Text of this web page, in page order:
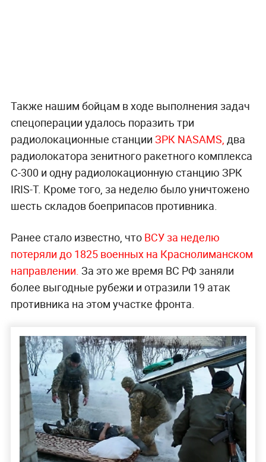
Также нашим бойцам в ходе выполнения задач
спецоперации удалось поразить три
радиолокационные станции ЗРК NASAMS, два
радиолокатора зенитного ракетного комплекса
С-300 и одну радиолокационную станцию ЗРК
IRIS-T. Кроме того, за неделю было уничтожено
шесть складов боеприпасов противника.
Ранее стало известно, что ВСУ за неделю
потеряли до 1825 военных на Краснолиманском
направлении. За это же время ВС РФ заняли
более выгодные рубежи и отразили 19 атак
противника на этом участке фронта.